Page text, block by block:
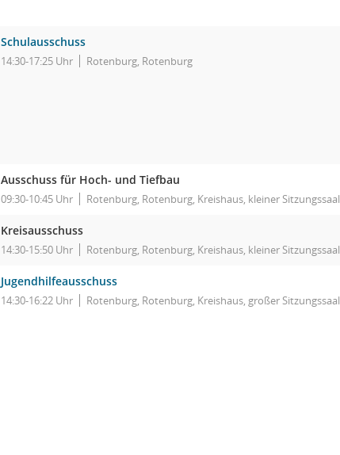
Schulausschuss
14:30-17:25 Uhr Rotenburg, Rotenburg
Ausschuss für Hoch- und Tiefbau
09:30-10:45 Uhr Rotenburg, Rotenburg, Kreishaus, kleiner Sitzungssaal
Kreisausschuss
14:30-15:50 Uhr Rotenburg, Rotenburg, Kreishaus, kleiner Sitzungssaal
Jugendhilfeausschuss
14:30-16:22 Uhr Rotenburg, Rotenburg, Kreishaus, großer Sitzungssaal